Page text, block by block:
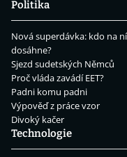
Politika
Nová superdávka: kdo na ní
dosáhne?
Sjezd sudetských Němců
Proč vláda zavádí EET?
Padni komu padni
Výpověď z práce vzor
Divoký kačer
Technologie